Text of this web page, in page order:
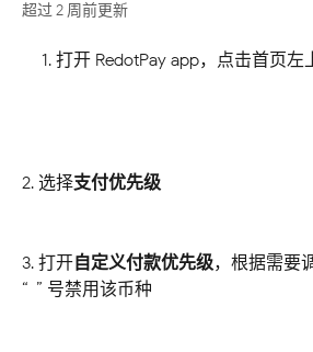
超过 2 周前更新
打开 RedotPay app，点击首页左
2. 选择支付优先级
3. 打开自定义付款优先级，根据需要
“ ” 号禁用该币种